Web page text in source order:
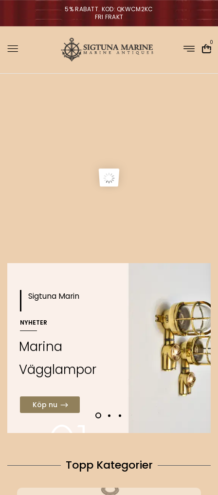
5% RABATT. KOD: QKWCM2KC
FRI FRAKT
0
Sigtuna Marin
NYHETER
Marina
Vägglampor
Köp nu
Topp Kategorier